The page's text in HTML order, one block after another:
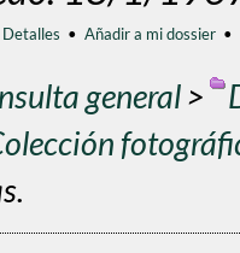
Detalles • Añadir a mi dossier •
general>